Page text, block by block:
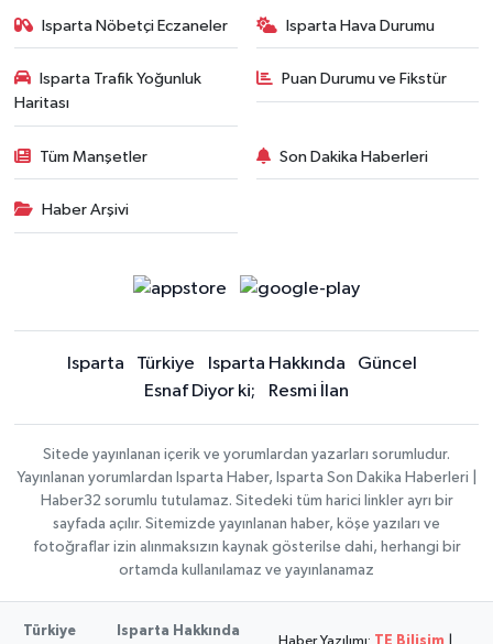
Isparta Nöbetçi Eczaneler Isparta Hava Durumu
Isparta Trafik Yoğunluk
Haritası
Puan Durumu ve Fikstür
Tüm Manşetler Son Dakika Haberleri
Haber Arşivi
Isparta Türkiye Isparta Hakkında
Güncel
Esnaf Diyor ki;
Resmi İlan
Sitede yayınlanan içerik ve yorumlardan yazarları sorumludur.
Yayınlanan yorumlardan Isparta Haber, Isparta Son Dakika Haberleri |
Haber32 sorumlu tutulamaz. Sitedeki tüm harici linkler ayrı bir
sayfada açılır. Sitemizde yayınlanan haber, köşe yazıları ve
fotoğraflar izin alınmaksızın kaynak gösterilse dahi, herhangi bir
ortamda kullanılamaz ve yayınlanamaz
Türkiye Isparta Hakkında
Haber Yazılımı: TE Bilişim